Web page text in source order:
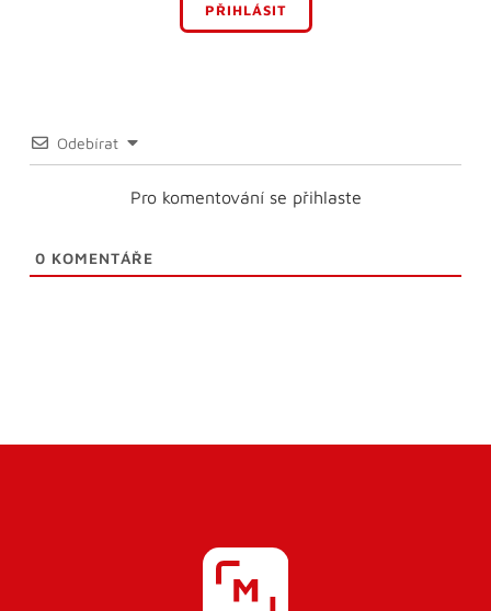
PŘIHLÁSIT
Odebírat
Pro komentování se přihlaste
0 KOMENTÁŘE